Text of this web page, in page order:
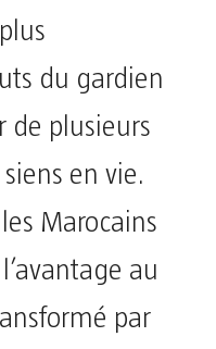
du gardien
de plusieurs
en vie.
Marocains
au
par